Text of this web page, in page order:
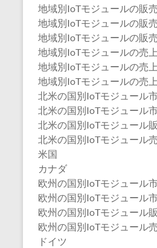
地域別IoTモジュールの販
地域別IoTモジュールの販
地域別IoTモジュールの販
地域別IoTモジュールの売
地域別IoTモジュールの売
地域別IoTモジュールの売
北米の国別IoTモジュール
北米の国別IoTモジュール
北米の国別IoTモジュール
北米の国別IoTモジュール
米国
カナダ
欧州の国別IoTモジュール
欧州の国別IoTモジュール
欧州の国別IoTモジュール
欧州の国別IoTモジュール
ドイツ